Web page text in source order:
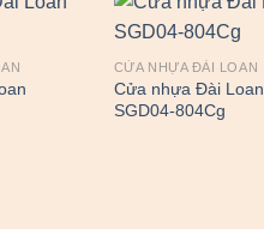
CỬA NHỰA ĐÀI LOAN
Cửa nhựa Đài Loan
SGD04-804Cg